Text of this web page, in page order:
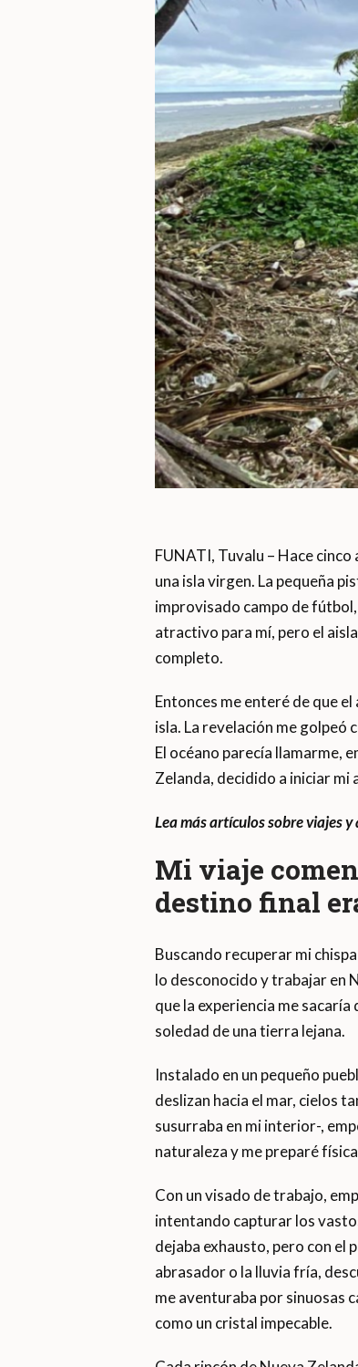
FUNATI, Tuvalu – Hace
una isla virgen. La pequeña
improvisado campo de
atractivo para mí, pero el
completo.
Entonces me enteré de que
isla. La revelación me golpeó
El océano parecía llamarme,
Zelanda, decidido a iniciar mi
Lea más artículos sobre viajes
Mi viaje
destino final
Buscando recuperar mi
lo desconocido y trabajar en
que la experiencia me
soledad de una tierra lejana.
Instalado en un pequeño
deslizan hacia el mar, cielos
susurraba en mi interior-,
naturaleza y me preparé
Con un visado de trabajo,
intentando capturar los
dejaba exhausto, pero con el
abrasador o la lluvia fría,
me aventuraba por sinuosas
como un cristal impecable.